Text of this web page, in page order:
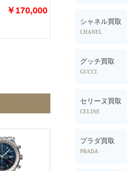
￥170,000
シャネル買取
CHANEL
グッチ買取
GUCCI
セリーヌ買取
CELINE
プラダ買取
PRADA